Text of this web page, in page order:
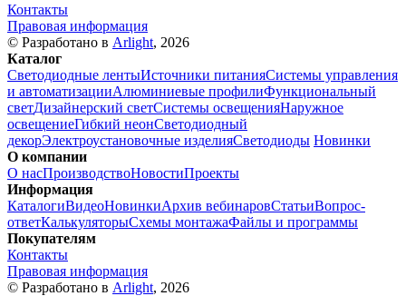
Контакты
Правовая информация
© Разработано в Arlight, 2026
Каталог
Светодиодные лентыИсточники питанияСистемы управления
и автоматизацииАлюминиевые профилиФункциональный
светДизайнерский светСистемы освещенияНаружное
освещениеГибкий неонСветодиодный
декорЭлектроустановочные изделияСветодиоды Новинки
О компании
О насПроизводствоНовостиПроекты
Информация
КаталогиВидеоНовинкиАрхив вебинаровСтатьиВопрос-
ответКалькуляторыСхемы монтажаФайлы и программы
Покупателям
Контакты
Правовая информация
© Разработано в Arlight, 2026